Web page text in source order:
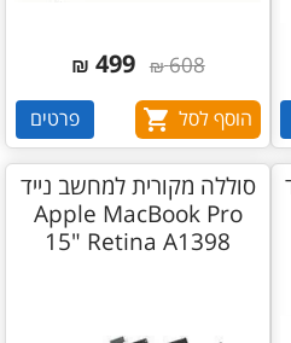
608
₪
499
₪
הוסף לסל פרטים
סוללה מקורית למחשב נייד
Apple MacBook Pro
15" Retina A1398